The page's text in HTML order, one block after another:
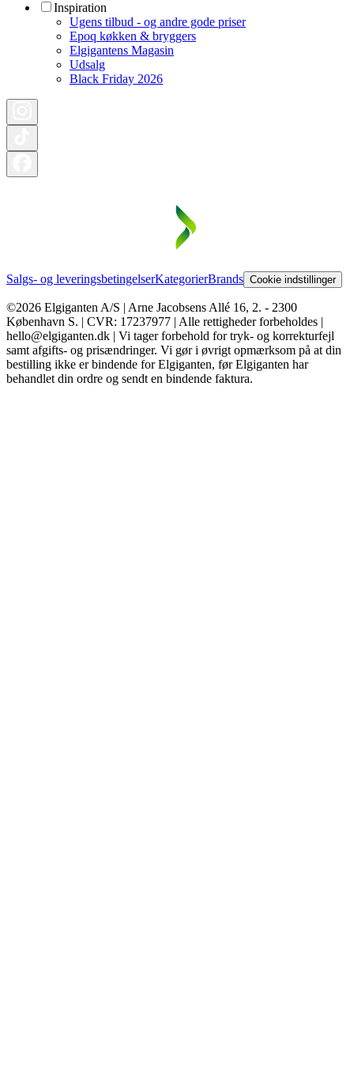
Inspiration
Ugens tilbud - og andre gode priser
Epoq køkken & bryggers
Elgigantens Magasin
Udsalg
Black Friday 2026
Salgs- og leveringsbetingelserKategorierBrands Cookie indstillinger
©2026 Elgiganten A/S | Arne Jacobsens Allé 16, 2. - 2300
København S. | CVR: 17237977 | Alle rettigheder forbeholdes |
hello@elgiganten.dk | Vi tager forbehold for tryk- og korrekturfejl
samt afgifts- og prisændringer. Vi gør i øvrigt opmærksom på at din
bestilling ikke er bindende for Elgiganten, før Elgiganten har
behandlet din ordre og sendt en bindende faktura.